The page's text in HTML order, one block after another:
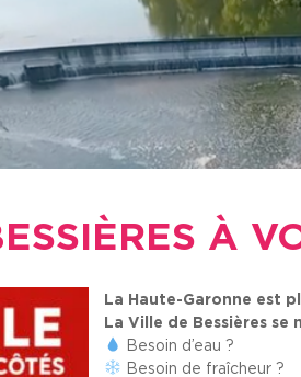
À
La Haute-Garonne est
La Ville de Bessières
Besoin d’eau ?
Besoin de fraîcheur ?